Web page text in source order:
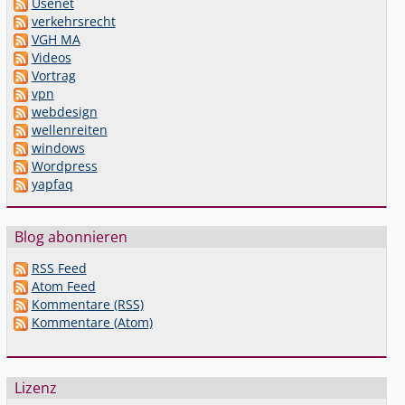
verkehrsrecht
VGH MA
Videos
Vortrag
vpn
webdesign
wellenreiten
windows
Wordpress
yapfaq
Blog abonnieren
RSS Feed
Atom Feed
Kommentare (RSS)
Kommentare (Atom)
Lizenz